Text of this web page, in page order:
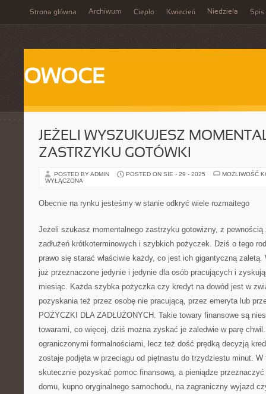
Strona główna Archiwum Ciepło Kwiecień Niedziela Spis
OWOCE
JEŻELI WYSZUKUJESZ
ZASTRZYKU GOTÓWKI
POSTED BY ADMIN POSTED ON SIE - 29 - 2025
MOŻLIWOŚĆ
WYŁĄCZONA
Obecnie na rynku jesteśmy w stanie odkryć wiele rozmaitego
Jeżeli szukasz momentalnego zastrzyku gotowizny, z
zadłużeń krótkoterminowych i szybkich pożyczek. Dziś o tego
prawo się starać właściwie każdy, co jest ich gigantyczną zaletą.
już przeznaczone jedynie i jedynie dla osób pracujących i
miesiąc. Każda szybka pożyczka czy kredyt na dowód jest w
pozyskania też przez osobę nie pracującą, przez emeryta lub
POŻYCZKI DLA ZADŁUŻONYCH. Takie towary finansowe są
towarami, co więcej, dziś można zyskać je zaledwie w parę
ograniczonymi formalnościami, lecz też dość prędką decyzją
zostaje podjęta w przeciągu od piętnastu do trzydziestu minut.
skutecznie pozyskać pomoc finansową, a pieniądze
domu, kupno oryginalnego samochodu, na zagraniczny wyjazd